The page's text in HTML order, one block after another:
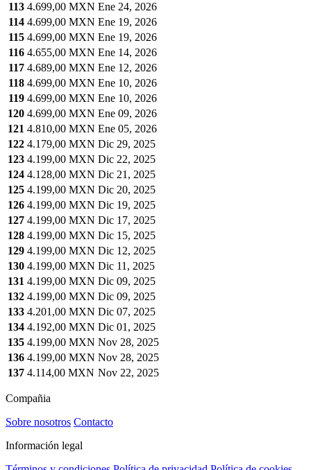
113 4.699,00 MXN Ene 24, 2026
114 4.699,00 MXN Ene 19, 2026
115 4.699,00 MXN Ene 19, 2026
116 4.655,00 MXN Ene 14, 2026
117 4.689,00 MXN Ene 12, 2026
118 4.699,00 MXN Ene 10, 2026
119 4.699,00 MXN Ene 10, 2026
120 4.699,00 MXN Ene 09, 2026
121 4.810,00 MXN Ene 05, 2026
122 4.179,00 MXN Dic 29, 2025
123 4.199,00 MXN Dic 22, 2025
124 4.128,00 MXN Dic 21, 2025
125 4.199,00 MXN Dic 20, 2025
126 4.199,00 MXN Dic 19, 2025
127 4.199,00 MXN Dic 17, 2025
128 4.199,00 MXN Dic 15, 2025
129 4.199,00 MXN Dic 12, 2025
130 4.199,00 MXN Dic 11, 2025
131 4.199,00 MXN Dic 09, 2025
132 4.199,00 MXN Dic 09, 2025
133 4.201,00 MXN Dic 07, 2025
134 4.192,00 MXN Dic 01, 2025
135 4.199,00 MXN Nov 28, 2025
136 4.199,00 MXN Nov 28, 2025
137 4.114,00 MXN Nov 22, 2025
Compañia
Sobre nosotros Contacto
Información legal